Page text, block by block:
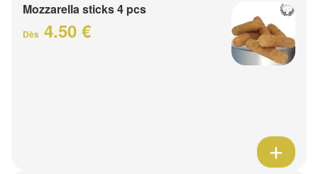
Mozzarella sticks 4 pcs
Dès 4.50 €